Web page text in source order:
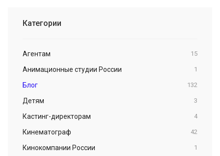
Категории
Агентам 15
Анимационные студии России 1
Блог 132
Детям 3
Кастинг-директорам 4
Кинематограф 42
Кинокомпании России 1